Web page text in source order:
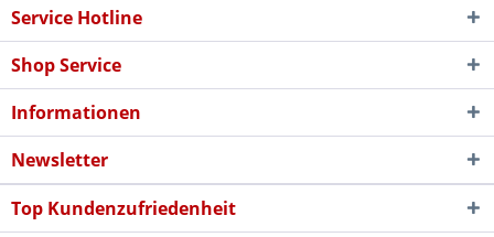
Service Hotline
Shop Service
Informationen
Newsletter
Top Kundenzufriedenheit